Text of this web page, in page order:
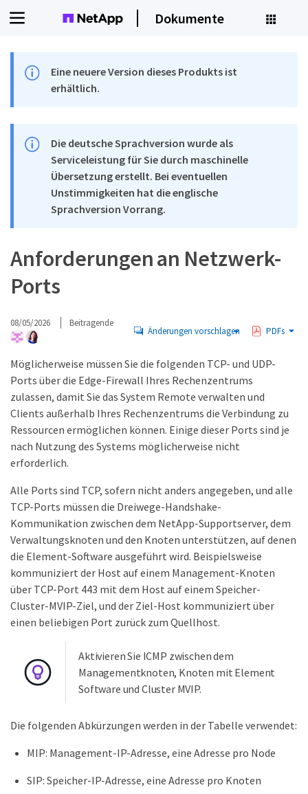
Dokumente
Eine neuere Version dieses Produkts ist
erhältlich.
Die deutsche Sprachversion wurde als
Serviceleistung für Sie durch maschinelle
Übersetzung erstellt. Bei eventuellen
Unstimmigkeiten hat die englische
Sprachversion Vorrang.
Anforderungen an Netzwerk-
Ports
08/05/2026 Beitragende
Änderungen vorschlagen PDFs
Möglicherweise müssen Sie die folgenden TCP- und UDP-
Ports über die Edge-Firewall Ihres Rechenzentrums
zulassen, damit Sie das System Remote verwalten und
Clients außerhalb Ihres Rechenzentrums die Verbindung zu
Ressourcen ermöglichen können. Einige dieser Ports sind je
nach Nutzung des Systems möglicherweise nicht
erforderlich.
Alle Ports sind TCP, sofern nicht anders angegeben, und alle
TCP-Ports müssen die Dreiwege-Handshake-
Kommunikation zwischen dem NetApp-Supportserver, dem
Verwaltungsknoten und den Knoten unterstützen, auf denen
die Element-Software ausgeführt wird. Beispielsweise
kommuniziert der Host auf einem Management-Knoten
über TCP-Port 443 mit dem Host auf einem Speicher-
Cluster-MVIP-Ziel, und der Ziel-Host kommuniziert über
einen beliebigen Port zurück zum Quellhost.
Aktivieren Sie ICMP zwischen dem
Managementknoten, Knoten mit Element
Software und Cluster MVIP.
Die folgenden Abkürzungen werden in der Tabelle verwendet:
MIP: Management-IP-Adresse, eine Adresse pro Node
SIP: Speicher-IP-Adresse, eine Adresse pro Knoten